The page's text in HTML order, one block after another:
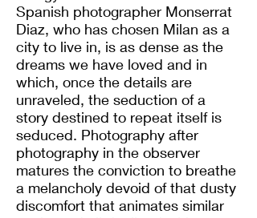
Spanish photographer Monserrat
Diaz, who has chosen Milan as a
city to live in, is as dense as the
dreams we have loved and in
which, once the details are
unraveled, the seduction of a
story destined to repeat itself is
seduced. Photography after
photography in the observer
matures the conviction to breathe
a melancholy devoid of that dusty
discomfort that animates similar